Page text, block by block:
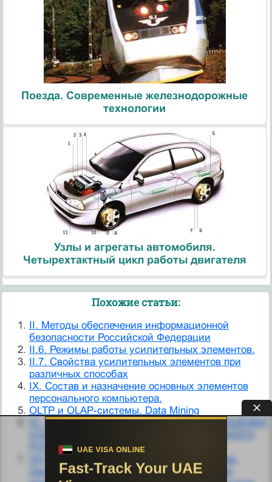
Поезда. Современные железнодорожные
технологии
Узлы и агрегаты автомобиля.
Четырехтактный цикл работы двигателя
Похожие статьи:
II. Методы обеспечения информационной
безопасности Российской Федерации
II.6. Режимы работы усилительных элементов.
II.7. Свойства усилительных элементов при
различных способах
IX. Состав и назначение основных элементов
персонального компьютера.
OLTP и OLAP-системы. Data Mining
VI. ДИАГНОСТИЧЕСКАЯ ЗНАЧИМОСТЬ ОЦЕНКИ
РУСЛА
VII) Органы чувств и учение И. П. Павлова.
Органы чувств являются периферической,